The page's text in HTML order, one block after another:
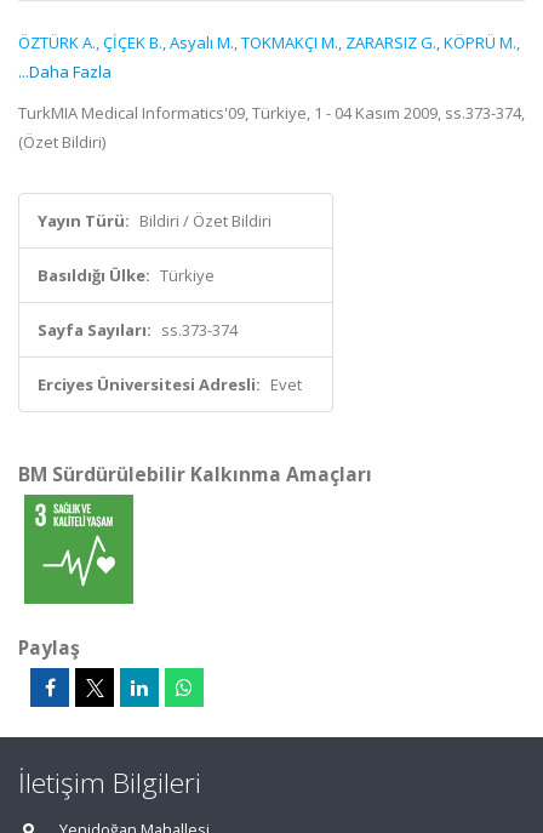
ÖZTÜRK A.,ÇİÇEK B.,Asyalı M.,TOKMAKÇI M., ZARARSIZ G.,KÖPRÜ M.,
...Daha Fazla
TurkMIA Medical Informatics'09, Türkiye, 1 - 04 Kasım 2009, ss.373-374,
(Özet Bildiri)
Yayın Türü: Bildiri / Özet Bildiri
Basıldığı Ülke: Türkiye
Sayfa Sayıları: ss.373-374
Erciyes Üniversitesi Adresli: Evet
BM Sürdürülebilir Kalkınma Amaçları
Paylaş
İletişim Bilgileri